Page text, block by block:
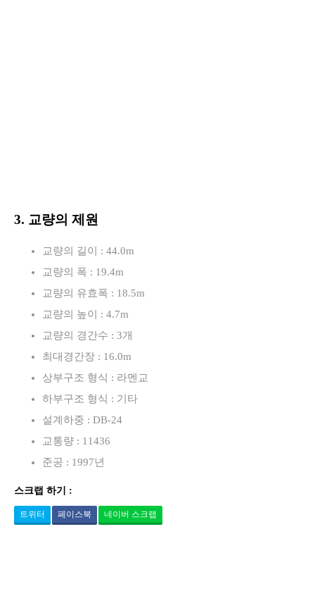
3. 교량의 제원
교량의 길이 : 44.0m
교량의 폭 : 19.4m
교량의 유효폭 : 18.5m
교량의 높이 : 4.7m
교량의 경간수 : 3개
최대경간장 : 16.0m
상부구조 형식 : 라멘교
하부구조 형식 : 기타
설계하중 : DB-24
교통량 : 11436
준공 : 1997년
스크랩 하기 :
트위터 페이스북 네이버 스크랩